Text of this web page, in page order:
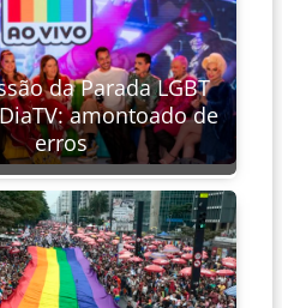
da Parada LGBT
amontoado de
erros